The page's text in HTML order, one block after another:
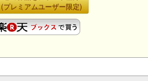
(プレミアムユーザー限定)